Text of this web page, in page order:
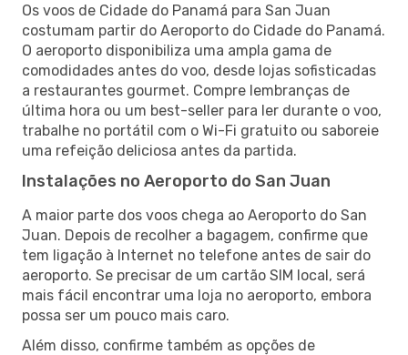
Os voos de Cidade do Panamá para San Juan
costumam partir do Aeroporto do Cidade do Panamá.
O aeroporto disponibiliza uma ampla gama de
comodidades antes do voo, desde lojas sofisticadas
a restaurantes gourmet. Compre lembranças de
última hora ou um best-seller para ler durante o voo,
trabalhe no portátil com o Wi-Fi gratuito ou saboreie
uma refeição deliciosa antes da partida.
Instalações no Aeroporto do San Juan
A maior parte dos voos chega ao Aeroporto do San
Juan. Depois de recolher a bagagem, confirme que
tem ligação à Internet no telefone antes de sair do
aeroporto. Se precisar de um cartão SIM local, será
mais fácil encontrar uma loja no aeroporto, embora
possa ser um pouco mais caro.
Além disso, confirme também as opções de